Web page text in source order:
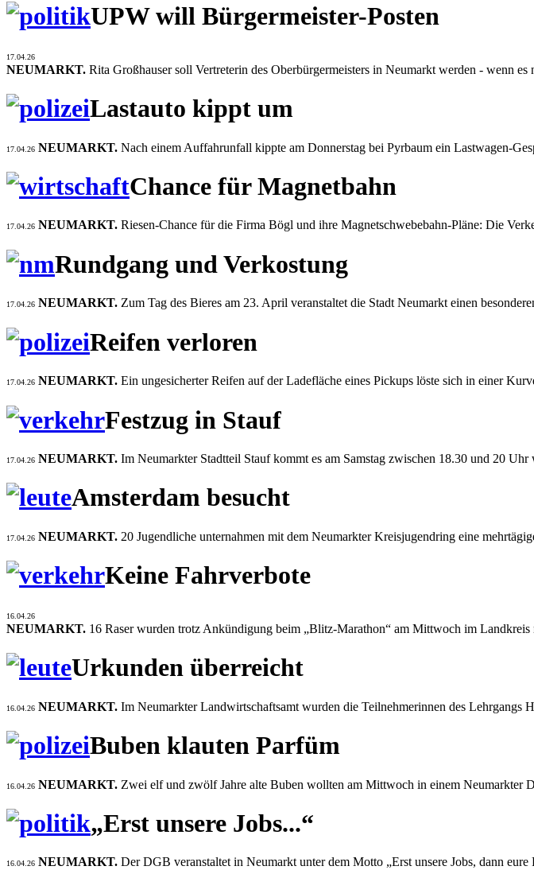
UPW will Bürgermeister-Posten
17.04.26
NEUMARKT. Rita Großhauser soll Vertreterin des Oberbürgermeisters in Neumarkt werden - wenn
Lastauto kippt um
17.04.26 NEUMARKT. Nach einem Auffahrunfall kippte am Donnerstag bei Pyrbaum ein Lastwagen-
Chance für Magnetbahn
17.04.26 NEUMARKT. Riesen-Chance für die Firma Bögl und ihre Magnetschwebebahn-Pläne: Die
Rundgang und Verkostung
17.04.26 NEUMARKT. Zum Tag des Bieres am 23. April veranstaltet die Stadt Neumarkt einen
Reifen verloren
17.04.26 NEUMARKT. Ein ungesicherter Reifen auf der Ladefläche eines Pickups löste sich in einer
Festzug in Stauf
17.04.26 NEUMARKT. Im Neumarkter Stadtteil Stauf kommt es am Samstag zwischen 18.30 und 20 Uhr
Amsterdam besucht
17.04.26 NEUMARKT. 20 Jugendliche unternahmen mit dem Neumarkter Kreisjugendring eine
Keine Fahrverbote
16.04.26
NEUMARKT. 16 Raser wurden trotz Ankündigung beim „Blitz-Marathon“ am Mittwoch im
Urkunden überreicht
16.04.26 NEUMARKT. Im Neumarkter Landwirtschaftsamt wurden die Teilnehmerinnen des Lehrgangs
Buben klauten Parfüm
16.04.26 NEUMARKT. Zwei elf und zwölf Jahre alte Buben wollten am Mittwoch in einem Neumarkter
„Erst unsere Jobs...“
16.04.26 NEUMARKT. Der DGB veranstaltet in Neumarkt unter dem Motto „Erst unsere Jobs, dann